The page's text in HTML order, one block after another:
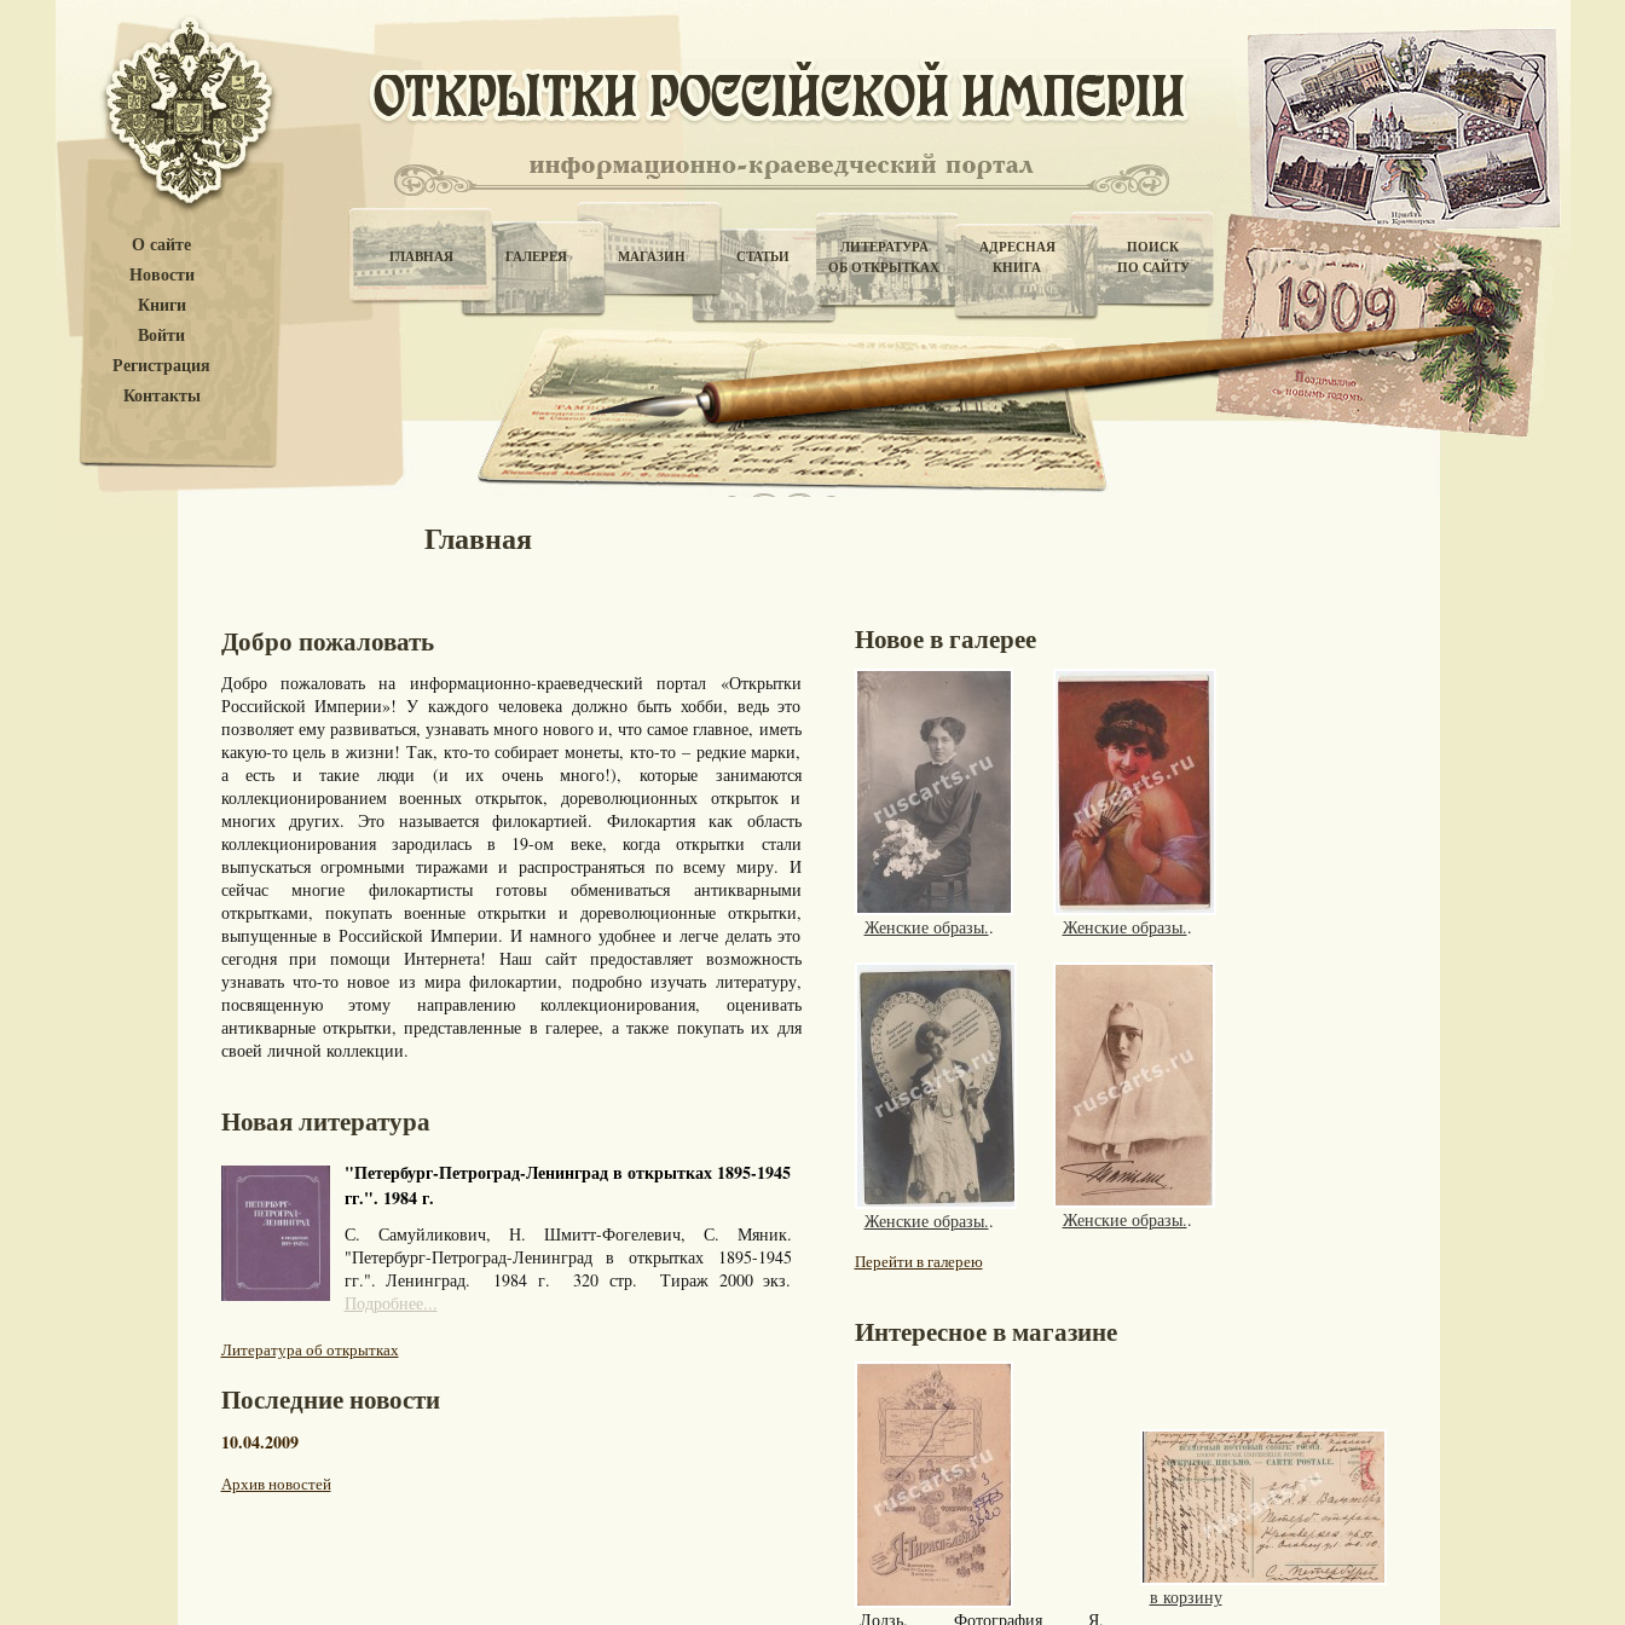
О сайте
Новости
Книги
Войти
Регистрация
Контакты
ГЛАВНАЯ ГАЛЕРЕЯ МАГАЗИН СТАТЬИ
ЛИТЕРАТУРА
ОБ ОТКРЫТКАХ
АДРЕСНАЯ
КНИГА
ПОИСК
ПО САЙТУ
Главная
Добро пожаловать
Добро пожаловать на информационно-краеведческий портал «Открытки
Российской Империи»! У каждого человека должно быть хобби, ведь это
позволяет ему развиваться, узнавать много нового и, что самое главное, иметь
какую-то цель в жизни! Так, кто-то собирает монеты, кто-то – редкие марки,
а есть и такие люди (и их очень много!), которые занимаются
коллекционированием военных открыток, дореволюционных открыток и
многих других. Это называется филокартией. Филокартия как область
коллекционирования зародилась в 19-ом веке, когда открытки стали
выпускаться огромными тиражами и распространяться по всему миру. И
сейчас многие филокартисты готовы обмениваться антикварными
открытками, покупать военные открытки и дореволюционные открытки,
выпущенные в Российской Империи. И намного удобнее и легче делать это
сегодня при помощи Интернета! Наш сайт предоставляет возможность
узнавать что-то новое из мира филокартии, подробно изучать литературу,
посвященную этому направлению коллекционирования, оценивать
антикварные открытки, представленные в галерее, а также покупать их для
своей личной коллекции.
Новая литература
"Петербург-Петроград-Ленинград в открытках 1895-1945
гг.". 1984 г.
С. Самуйликович, Н. Шмитт-Фогелевич, С. Мяник.
"Петербург-Петроград-Ленинград в открытках 1895-1945
гг.". Ленинград. 1984 г. 320 стр. Тираж 2000 экз.
Подробнее...
Литература об открытках
Последние новости
10.04.2009
Архив новостей
Новое в галерее
Женские образы.. Женские образы..
Женские образы.. Женские образы..
Перейти в галерею
Интересное в магазине
Лодзь. Фотография Я.
в корзину